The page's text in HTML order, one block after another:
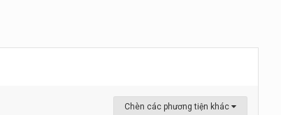
Chèn các phương tiện khác